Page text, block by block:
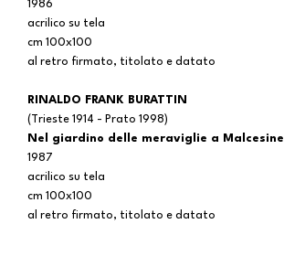
1986
acrilico su tela
cm 100x100
al retro firmato, titolato e datato
RINALDO FRANK BURATTIN
(Trieste 1914 - Prato 1998)
Nel giardino delle meraviglie a Malcesine
1987
acrilico su tela
cm 100x100
al retro firmato, titolato e datato